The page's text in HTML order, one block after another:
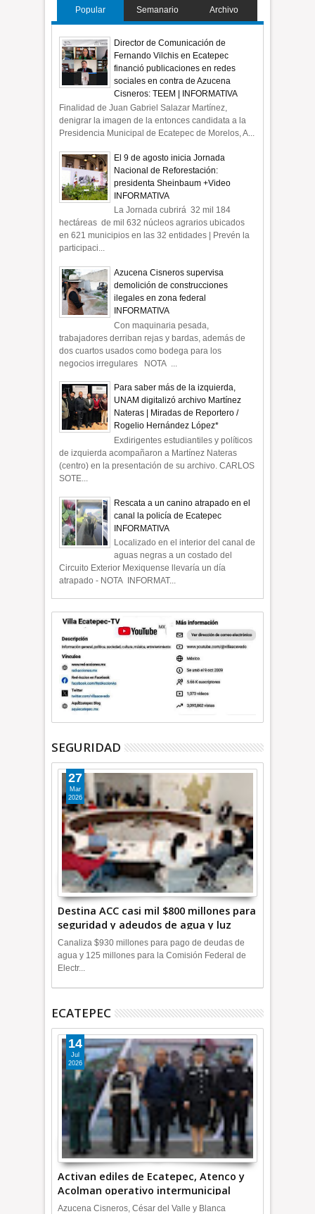
Popular Semanario Archivo
Director de Comunicación de
Fernando Vilchis en Ecatepec
financió publicaciones en redes
sociales en contra de Azucena
Cisneros: TEEM | INFORMATIVA
Finalidad de Juan Gabriel Salazar Martínez,
denigrar la imagen de la entonces candidata a la
Presidencia Municipal de Ecatepec de Morelos, A...
El 9 de agosto inicia Jornada
Nacional de Reforestación:
presidenta Sheinbaum +Video
INFORMATIVA
La Jornada cubrirá 32 mil 184
hectáreas de mil 632 núcleos agrarios ubicados
en 621 municipios en las 32 entidades | Prevén la
participaci...
Azucena Cisneros supervisa
demolición de construcciones
ilegales en zona federal
INFORMATIVA
Con maquinaria pesada,
trabajadores derriban rejas y bardas, además de
dos cuartos usados como bodega para los
negocios irregulares NOTA ...
Para saber más de la izquierda,
UNAM digitalizó archivo Martínez
Nateras | Miradas de Reportero /
Rogelio Hernández López*
Exdirigentes estudiantiles y políticos
de izquierda acompañaron a Martínez Nateras
(centro) en la presentación de su archivo. CARLOS
SOTE...
Rescata a un canino atrapado en el
canal la policía de Ecatepec
INFORMATIVA
Localizado en el interior del canal de
aguas negras a un costado del
Circuito Exterior Mexiquense llevaría un día
atrapado - NOTA INFORMAT...
SEGURIDAD
Destina ACC casi mil $800 millones para
seguridad y adeudos de agua y luz
+Video
27
Mar
2026
Canaliza $930 millones para pago de deudas de
agua y 125 millones para la Comisión Federal de
Electr...
ECATEPEC
Activan ediles de Ecatepec, Atenco y
Acolman operativo intermunicipal
14
Jul
2026
Azucena Cisneros, César del Valle y Blanca